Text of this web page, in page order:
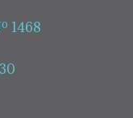
1468